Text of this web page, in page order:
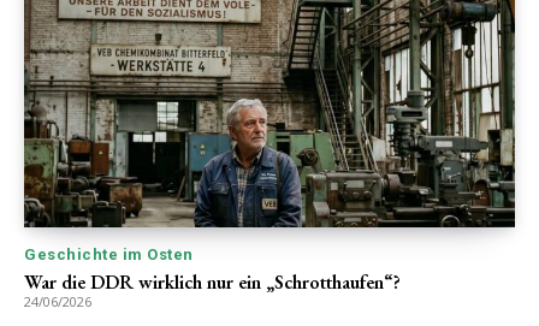
Geschichte im Osten
War die DDR wirklich nur ein „Schrotthaufen“?
24/06/2026